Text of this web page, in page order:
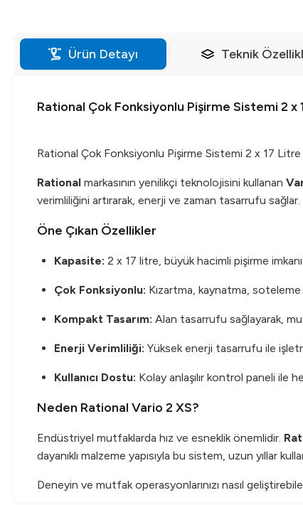
Ürün Detayı Teknik
Rational Çok Fonksiyonlu Pişirme Sistemi 2 x
Rational Çok Fonksiyonlu Pişirme Sistemi 2 x 17 Litre
Rational markasının yenilikçi teknolojisini kullanan
verimliliğini artırarak, enerji ve zaman tasarrufu sağlar.
Öne Çıkan Özellikler
Kapasite: 2 x 17 litre, büyük hacimli pişirme
Çok Fonksiyonlu: Kızartma, kaynatma,
Kompakt Tasarım: Alan tasarrufu sağlayarak,
Enerji Verimliliği: Yüksek enerji tasarrufu ile
Kullanıcı Dostu: Kolay anlaşılır kontrol paneli ile
Neden Rational Vario 2 XS?
Endüstriyel mutfaklarda hız ve esneklik önemlidir.
dayanıklı malzeme yapısıyla bu sistem, uzun yıllar
Deneyin ve mutfak operasyonlarınızı nasıl